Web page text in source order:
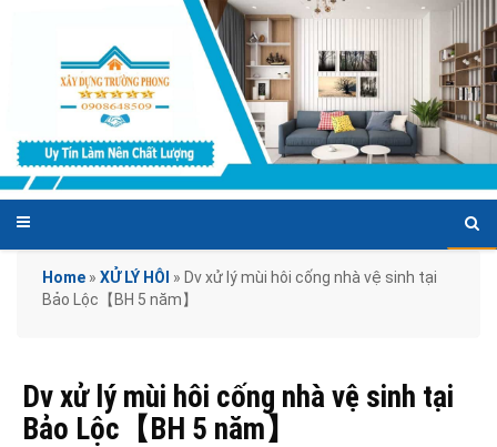
Home » XỬ LÝ HÔI » Dv xử lý mùi hôi cống nhà vệ sinh tại
Bảo Lộc【BH 5 năm】
Dv xử lý mùi hôi cống nhà vệ sinh tại
Bảo Lộc【BH 5 năm】